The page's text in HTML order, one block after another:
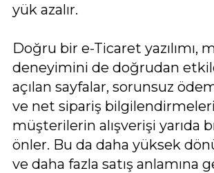
yük azalır.
Doğru bir e-Ticaret yazılımı,
deneyimini de doğrudan
açılan sayfalar, sorunsuz
ve net sipariş
müşterilerin alışverişi yarıda
önler. Bu da daha yüksek
ve daha fazla satış anlamına